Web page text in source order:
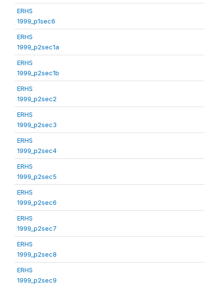
ERHS
1999_p1sec6
ERHS
1999_p2sec1a
ERHS
1999_p2sec1b
ERHS
1999_p2sec2
ERHS
1999_p2sec3
ERHS
1999_p2sec4
ERHS
1999_p2sec5
ERHS
1999_p2sec6
ERHS
1999_p2sec7
ERHS
1999_p2sec8
ERHS
1999_p2sec9